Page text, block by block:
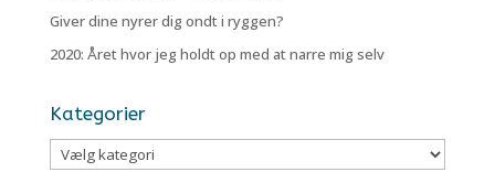
Giver dine nyrer dig ondt i ryggen?
2020: Året hvor jeg holdt op med at narre mig selv
Kategorier
Kategorier